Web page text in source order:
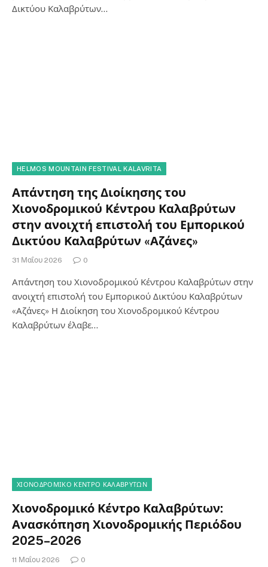
Δικτύου Καλαβρύτων…
HELMOS MOUNTAIN FESTIVAL KALAVRITA
Απάντηση της Διοίκησης του
Χιονοδρομικού Κέντρου Καλαβρύτων
στην ανοιχτή επιστολή του Εμπορικού
Δικτύου Καλαβρύτων «Αζάνες»
31 Μαΐου 2026 0
Απάντηση του Χιονοδρομικού Κέντρου Καλαβρύτων στην
ανοιχτή επιστολή του Εμπορικού Δικτύου Καλαβρύτων
«Αζάνες» Η Διοίκηση του Χιονοδρομικού Κέντρου
Καλαβρύτων έλαβε…
ΧΙΟΝΟΔΡΟΜΙΚΟ ΚΕΝΤΡΟ ΚΑΛΑΒΡΥΤΩΝ
Χιονοδρομικό Κέντρο Καλαβρύτων:
Ανασκόπηση Χιονοδρομικής Περιόδου
2025–2026
11 Μαΐου 2026 0